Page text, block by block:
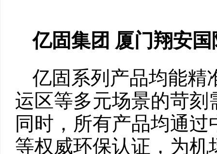
亿固集团 厦门翔安
亿固系列产品均能精
运区等多元场景的苛
同时，所有产品均通
等权威环保认证，为